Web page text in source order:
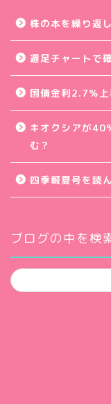
株の本を繰り返
週足チャートで
国債金利2.7％上
キオクシアが40
む？
四季報夏号を読
ブログの中を検